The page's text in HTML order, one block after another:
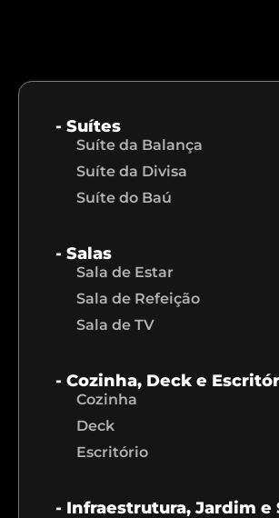
- Suítes
Suíte da Balança
Suíte da Divisa
Suíte do Baú
- Salas
Sala de Estar
Sala de Refeição
Sala de TV
- Cozinha, Deck e
Cozinha
Deck
Escritório
- Infraestrutura, Jardim e